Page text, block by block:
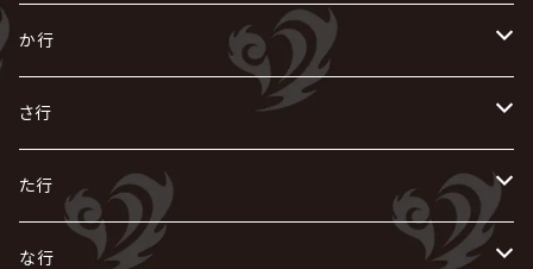
あ
R指定
AIOLIN
い
IKUO
exist†trace
う
VIRGE / ヴァージュ
え
か行
か
怪人二十面奏
Kαin
き
KISAKI
く
さ行
さ
ザアザア
し
た行
た
な行